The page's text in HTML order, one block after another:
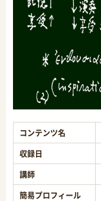
コンテンツ名
収録日
講師
簡易プロフィール